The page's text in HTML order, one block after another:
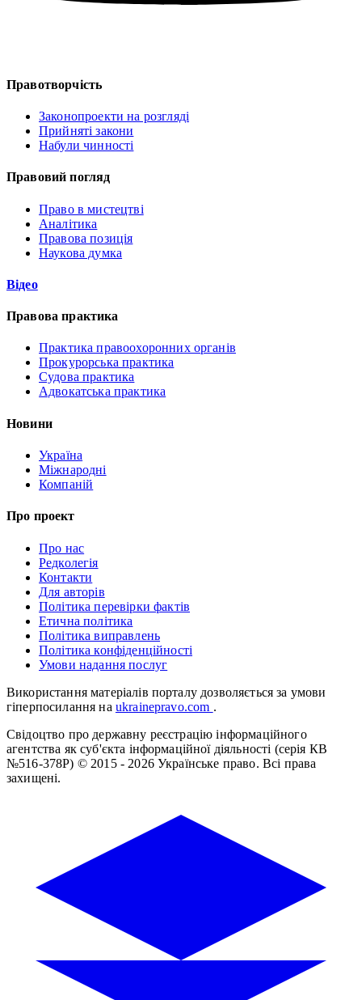
Правотворчість
Законопроекти на розгляді
Прийняті закони
Набули чинності
Правовий погляд
Право в мистецтві
Аналітика
Правова позиція
Наукова думка
Відео
Правова практика
Практика правоохоронних органів
Прокурорська практика
Судова практика
Адвокатська практика
Новини
Україна
Міжнародні
Компаній
Про проект
Про нас
Редколегія
Контакти
Для авторів
Політика перевірки фактів
Етична політика
Політика виправлень
Політика конфіденційності
Умови надання послуг
Використання матеріалів порталу дозволяється за умови
гіперпосилання на ukrainepravo.com .
Свідоцтво про державну реєстрацію інформаційного
агентства як суб'єкта інформаційної діяльності (серія КВ
№516-378Р) © 2015 - 2026 Українське право. Всі права
захищені.